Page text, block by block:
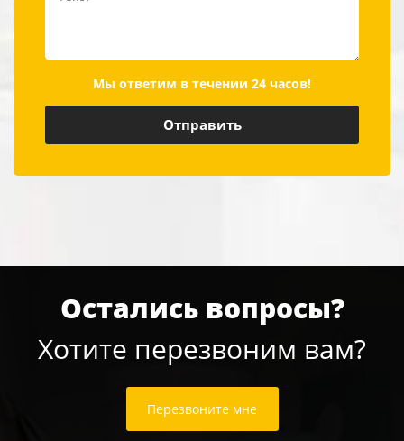
Мы ответим в течении 24 часов!
Остались вопросы?
Хотите перезвоним вам?
Перезвоните мне